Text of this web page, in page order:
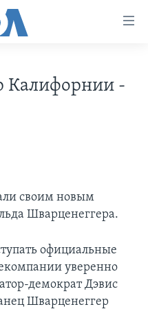
Калифорнии -
своим новым
Шварценеггера.
официальные
уверенно
демократ Дэвис
Шварценеггер